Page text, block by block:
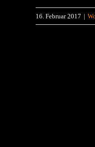
16. Februar 2017 |